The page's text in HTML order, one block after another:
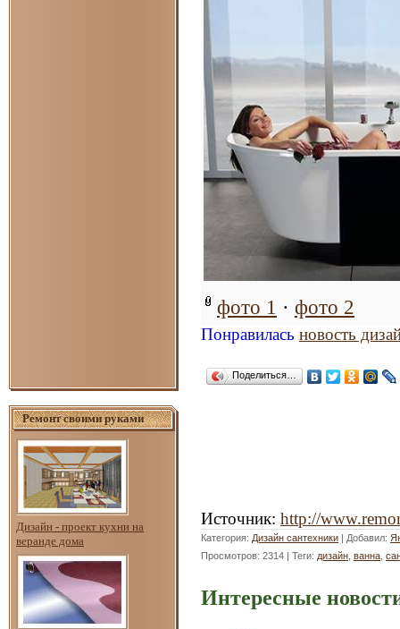
Ремонт своими руками
Дизайн - проект кухни на
веранде дома
фото 1 · фото 2
Понравилась новость
Поделиться…
Источник: http://
Категория: Дизайн сантехники | Добавил:
Просмотров: 2314 | Теги: дизайн ванна
Интересные